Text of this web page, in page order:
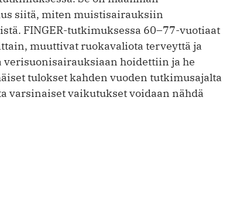
siitä, miten muistisairauksiin
FINGER-tutkimuksessa 60–77-vuotiaat
muuttivat ruokavaliota terveyttä ja
hoidettiin ja he
tulokset kahden vuoden tutkimusajalta
varsinaiset vaikutukset voidaan nähdä